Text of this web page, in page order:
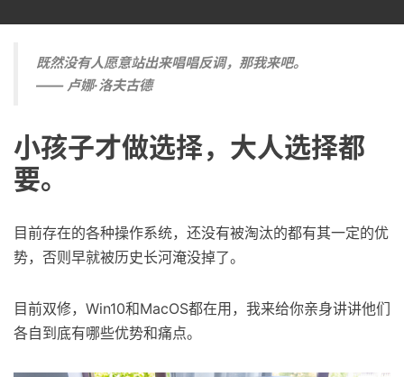
既然没有人愿意站出来唱唱反调，那我来吧。
—— 卢娜·洛夫古德
小孩子才做选择，大人选择都
要。
目前存在的各种操作系统，还没有被淘汰的都有其一定的优
势，否则早就被历史长河淹没掉了。
目前双修，Win10和MacOS都在用，我来给你亲身讲讲他们
各自到底有哪些优势和痛点。